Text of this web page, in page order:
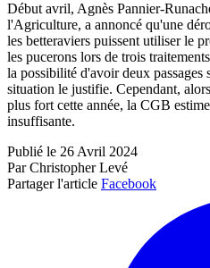
Début avril, Agnès Pannier-
l'Agriculture, a annoncé qu'une
les betteraviers puissent utiliser le
les pucerons lors de trois
la possibilité d'avoir deux passages
situation le justifie. Cependant,
plus fort cette année, la CGB
insuffisante.
Publié le 26 Avril 2024
Par Christopher Levé
Partager l'article Facebook